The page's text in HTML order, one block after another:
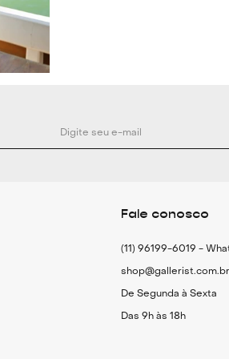
Especificações
Cintura alta
Bolsos
Padronagem
Fechamento
Fale conosco
(11) 96199-6019 -
shop@gallerist.com.br
De Segunda à Sexta
Das 9h às 18h